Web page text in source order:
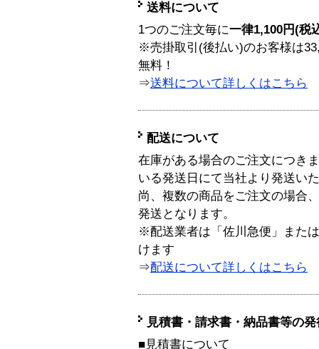
送料について
1つのご注文毎に一律1,100円(税
※売掛取引(後払い)のお客様は
無料！
⇒送料について詳しくはこちら
配送について
在庫がある場合のご注文につき
いる発送日にて当社より発送い
尚、複数の商品をご注文の場合
発送となります。
※配送業者は「佐川急便」また
けます
⇒配送について詳しくはこちら
見積書・請求書・納品書等の
■見積書について